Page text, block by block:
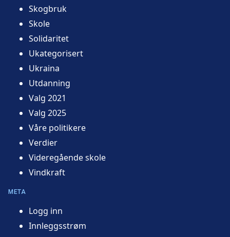
Skogbruk
Skole
Solidaritet
Ukategorisert
Ukraina
Utdanning
Valg 2021
Valg 2025
Våre politikere
Verdier
Videregående skole
Vindkraft
META
Logg inn
Innleggsstrøm